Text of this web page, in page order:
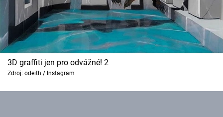
3D graffiti jen pro odvážné! 2
Zdroj: odeith / Instagram